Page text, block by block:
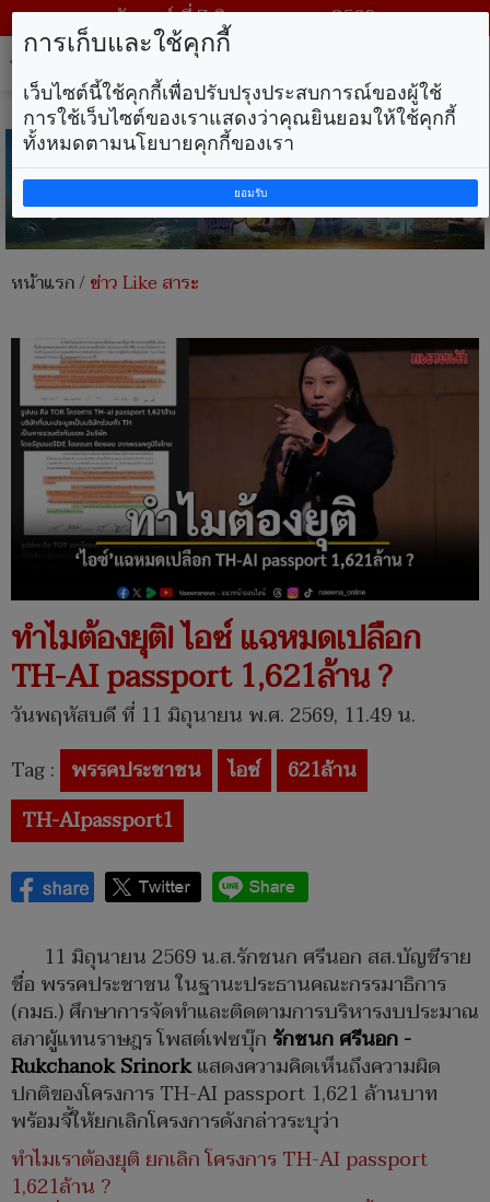
วันศุกร์ ที่ 7 สิงหาคม พ.ศ. 2569
หน้าแรก/ข่าว Like สาระ
ทำไมต้องยุติ! ไอซ์ แฉหมดเปลือก
TH-AI passport 1,621ล้าน ?
วันพฤหัสบดี ที่ 11 มิถุนายน พ.ศ. 2569, 11.49 น.
Tag : พรรคประชาชน ไอซ์
621ล้าน
TH-AIpassport1
11 มิถุนายน 2569 น.ส.รักชนก ศรีนอก สส.บัญชีราย
ชื่อ พรรคประชาชน ในฐานะประธานคณะกรรมาธิการ
(กมธ.) ศึกษาการจัดทำและติดตามการบริหารงบประมาณ
สภาผู้แทนราษฎรโพสต์เฟซบุ๊ก รักชนก ศรีนอก -
Rukchanok Srinorkแสดงความคิดเห็นถึงความผิด
ปกติของโครงการ TH-AI passport 1,621 ล้านบาท
พร้อมจี้ให้ยกเลิกโครงการดังกล่าวระบุว่า
ทำไมเราต้องยุติ ยกเลิก โครงการ TH-AI passport
1,621ล้าน ?
การเก็บและใช้คุกกี้
เว็บไซต์นี้ใช้คุกกี้เพื่อปรับปรุงประสบการณ์ของผู้ใช้
การใช้เว็บไซต์ของเราแสดงว่าคุณยินยอมให้ใช้คุกกี้
ทั้งหมดตามนโยบายคุกกี้ของเรา
ยอมรับ